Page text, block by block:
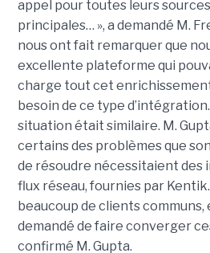
appel pour toutes leurs
principales… », a demandé M.
nous ont fait remarquer que
excellente plateforme qui
charge tout cet
besoin de ce type
situation était similaire. M.
certains des problèmes que
de résoudre nécessitaient des
flux réseau, fournies par
beaucoup de clients
demandé de faire converger
confirmé M. Gupta.